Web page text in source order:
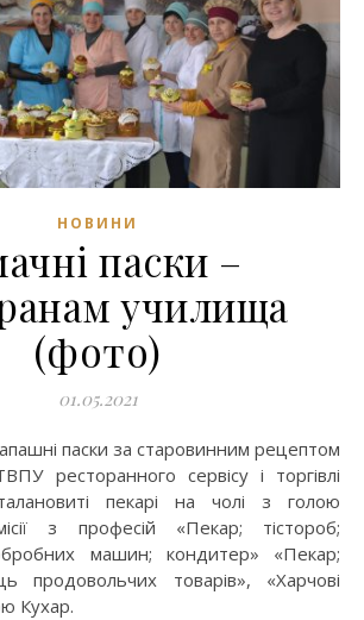
НОВИНИ
паски –
училища
(фото)
01.05.2021
ресторанного сервісу і торгівлі
пекарі на чолі з голою
з професій «Пекар; тістороб;
машин; кондитер» «Пекар;
продовольчих товарів», «Харчові
Кухар.